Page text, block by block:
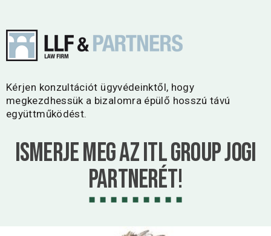
Kérjen konzultációt ügyvédeinktől, hogy
megkezdhessük a bizalomra épülő hosszú távú
együttműködést.
Ismerje meg az ITL Group jogi
partnerét!